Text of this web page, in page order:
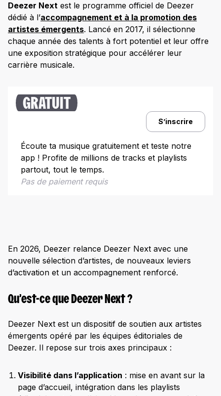
Quels artistes ont été accompagné-es par
Deezer Next ?
Les artistes Deezer Next 2025 : bilan
RNBOI
Les artistes Deezer Next 2026 : la première
sélection
Fallon
Heroe
Comment suivre Deezer Next 2026 ?
Deezer Next est le programme officiel de Deezer
dédié à l’accompagnement et à la promotion des
artistes émergents. Lancé en 2017, il sélectionne
chaque année des talents à fort potentiel et leur offre
une exposition stratégique pour accélérer leur
carrière musicale.
GRATUIT
S’inscrire
Écoute ta musique gratuitement et teste notre
app ! Profite de millions de tracks et playlists
partout, tout le temps.
Pas de paiement requis
En 2026, Deezer relance Deezer Next avec une
nouvelle sélection d’artistes, de nouveaux leviers
d’activation et un accompagnement renforcé.
Qu’est-ce que Deezer Next ?
Deezer Next est un dispositif de soutien aux artistes
émergents opéré par les équipes éditoriales de
Deezer. Il repose sur trois axes principaux :
Visibilité dans l’application : mise en avant sur la
page d’accueil, intégration dans les playlists